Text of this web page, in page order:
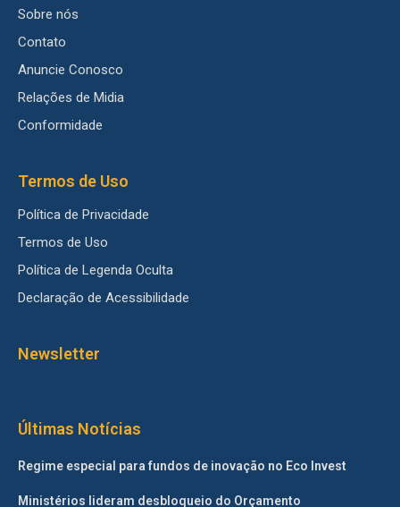
Sobre nós
Contato
Anuncie Conosco
Relações de Midia
Conformidade
Termos de Uso
Política de Privacidade
Termos de Uso
Política de Legenda Oculta
Declaração de Acessibilidade
Newsletter
Últimas Notícias
Regime especial para fundos de inovação no Eco Invest
Ministérios lideram desbloqueio do Orçamento